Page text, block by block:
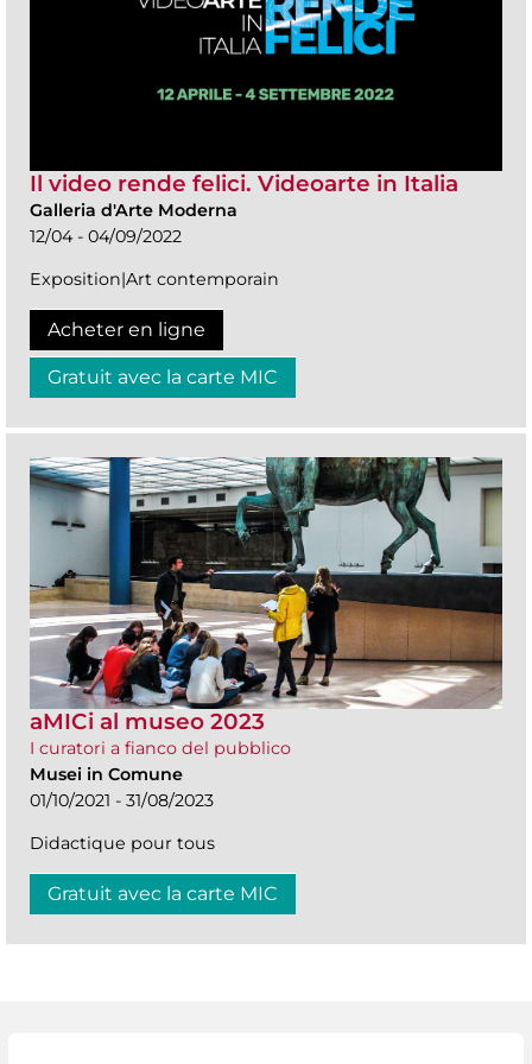
Il video rende felici. Videoarte in Italia
Galleria d'Arte Moderna
12/04 - 04/09/2022
Exposition|Art contemporain
Acheter en ligne
Gratuit avec la carte MIC
aMICi al museo 2023
I curatori a fianco del pubblico
Musei in Comune
01/10/2021 - 31/08/2023
Didactique pour tous
Gratuit avec la carte MIC